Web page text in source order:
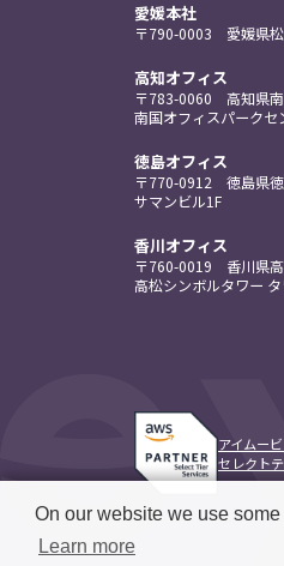
愛媛本社
〒790-0003 愛媛県
高知オフィス
〒783-0060 高知県
南国オフィスパークセ
徳島オフィス
〒770-0912 徳島県
サマンビル1F
香川オフィス
〒760-0019 香川県
高松シンボルタワー
アイムー
セレクトテ
On our website we use
Learn more